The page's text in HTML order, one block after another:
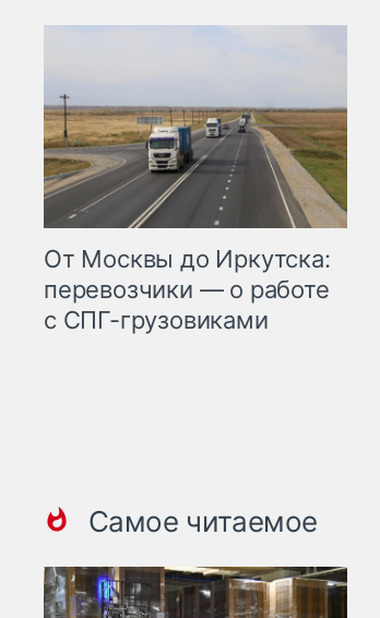
От Москвы до Иркутска:
перевозчики — о работе
с СПГ-грузовиками
Самое читаемое